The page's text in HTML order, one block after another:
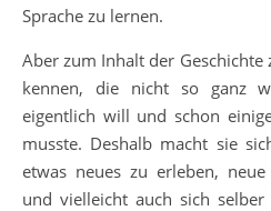
Sprache zu lernen.
Aber zum Inhalt der
kennen, die nicht so ganz
eigentlich will und schon
musste. Deshalb macht sie
etwas neues zu erleben,
und vielleicht auch sich